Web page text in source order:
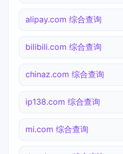
alipay.com 综合查询
bilibili.com 综合查询
chinaz.com 综合查询
ip138.com 综合查询
mi.com 综合查询